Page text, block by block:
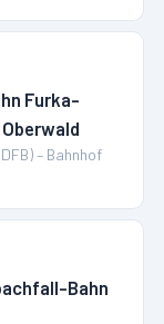
Furka-
– Bahnhof
Bahn